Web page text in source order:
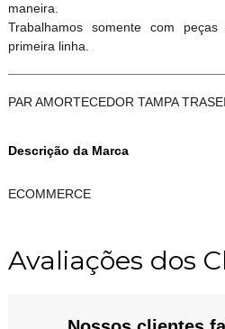
maneira.
Trabalhamos somente com
primeira linha.
PAR AMORTECEDOR TAMPA
Descrição da Marca
ECOMMERCE
Avaliações dos